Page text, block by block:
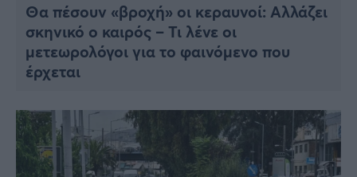
Θα πέσουν «βροχή» οι κεραυνοί: Αλλάζει
σκηνικό ο καιρός – Τι λένε οι
μετεωρολόγοι για το φαινόμενο που
έρχεται